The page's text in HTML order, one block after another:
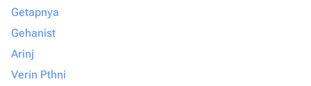
Getapnya
Gehanist
Arinj
Verin Pthni